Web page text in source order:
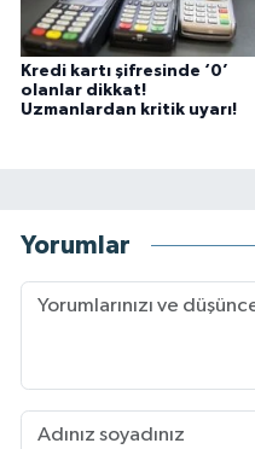
Kredi kartı şifresinde ‘0’
olanlar dikkat!
Uzmanlardan kritik uyarı!
Yorumlar